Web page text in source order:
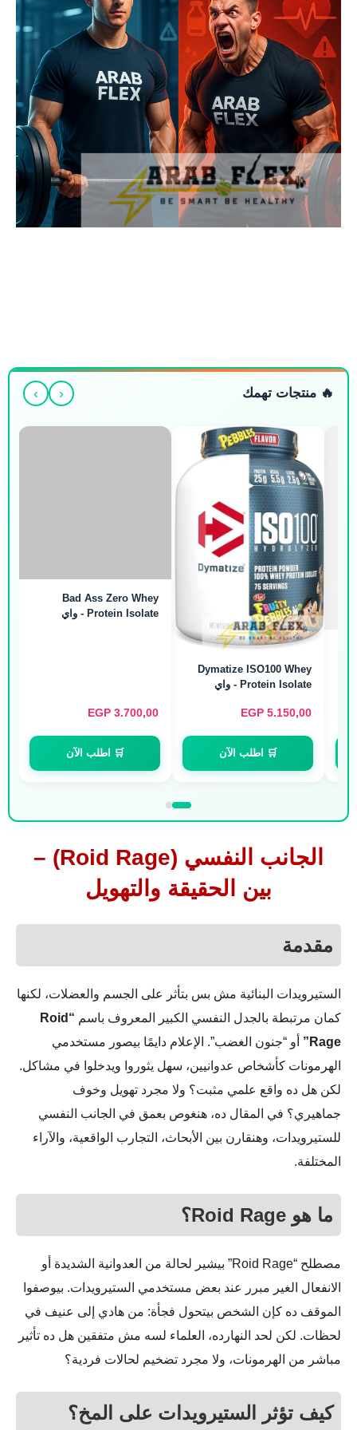
🔥 منتجات تهمك ‹
›
Dymatize ISO100 Whey
Protein Isolate - واي
Servings)
5.150,00
EGP
🛒 اطلب الآن
Bad Ass Zero Whey
Protein Isolate - واي
3.700,00
EGP
🛒 اطلب الآن
الجانب النفسي (Roid Rage) –
بين الحقيقة والتهويل
مقدمة
الستيرويدات البنائية مش بس بتأثر على الجسم والعضلات، لكنها
كمان مرتبطة بالجدل النفسي الكبير المعروف باسم
“Roid
Rage”
أو “جنون الغضب”. الإعلام دايمًا بيصور مستخدمي
الهرمونات كأشخاص عدوانيين، سهل يثوروا ويدخلوا في مشاكل.
لكن هل ده واقع علمي مثبت؟ ولا مجرد تهويل وخوف
جماهيري؟ في المقال ده، هنغوص بعمق في الجانب النفسي
للستيرويدات، وهنقارن بين الأبحاث، التجارب الواقعية، والآراء
المختلفة.
ما هو Roid Rage؟
مصطلح “Roid Rage” بيشير لحالة من العدوانية الشديدة أو
الانفعال الغير مبرر عند بعض مستخدمي الستيرويدات. بيوصفوا
الموقف ده كإن الشخص بيتحول فجأة: من هادي إلى عنيف في
لحظات. لكن لحد النهارده، العلماء لسه مش متفقين هل ده تأثير
مباشر من الهرمونات، ولا مجرد تضخيم لحالات فردية؟
كيف تؤثر الستيرويدات على المخ؟